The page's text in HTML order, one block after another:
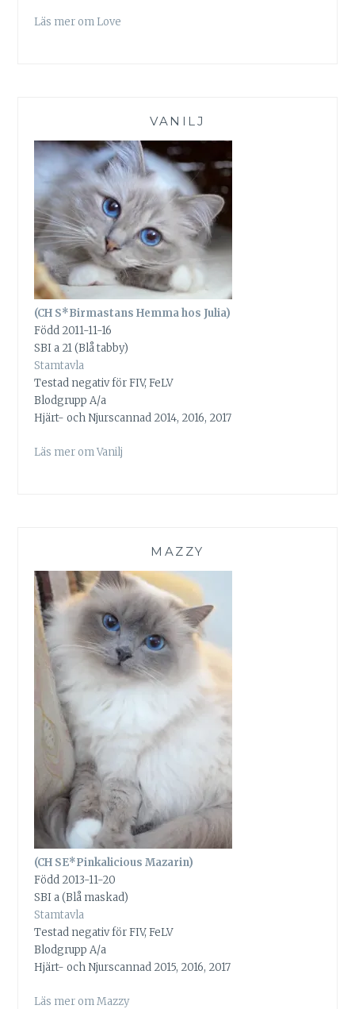
Läs mer om Love
VANILJ
(CH S*Birmastans Hemma hos Julia)
Född 2011-11-16
SBI a 21 (Blå tabby)
Stamtavla
Testad negativ för FIV, FeLV
Blodgrupp A/a
Hjärt- och Njurscannad 2014, 2016, 2017
Läs mer om Vanilj
MAZZY
(CH SE*Pinkalicious Mazarin)
Född 2013-11-20
SBI a (Blå maskad)
Stamtavla
Testad negativ för FIV, FeLV
Blodgrupp A/a
Hjärt- och Njurscannad 2015, 2016, 2017
Läs mer om Mazzy